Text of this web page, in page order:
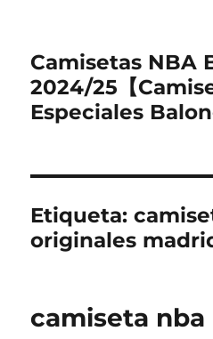
Camisetas NBA
2024/25【
Especiales
Etiqueta:
originales
camiseta nba